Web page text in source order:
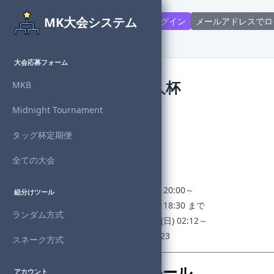
MK大会システム
大会応募フォーム
MKB
Midnight Tournament
タッグ杯定期便
全ての大会
組分けツール
ランダム方式
スネーク方式
アカウント
Discord連携で新規登録・ログイン メールアドレスで
ダイナミック個人杯
主催者：mato6965
対戦形式：個人
進行状況：
開催日時：2024年4月13日(土) 20:00～
募集期間：2024年4月13日(土) 18:30 まで
1回戦組分け：2024年4月14日(日) 02:12～
許諾番号：NJ24-AABPA-N00823